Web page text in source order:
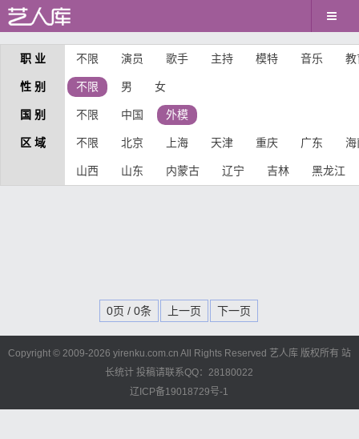
职 业 不限 演员 歌手 主持 模特 音乐 教
性 别 不限 男 女
国 别 不限 中国 外模
区 域 不限 北京 上海 天津 重庆 广东 海
山西 山东 内蒙古 辽宁 吉林 黑龙江
0页 / 0条 上一页 下一页
Copyright © 2009-2026 yirenku.com.cn All Rights Reserved 艺人库 版权所有 站
长统计 投稿请联系QQ：28180022
辽ICP备19018729号-1